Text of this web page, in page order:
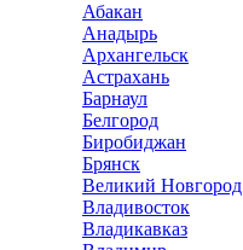
Абакан
Анадырь
Архангельск
Астрахань
Барнаул
Белгород
Биробиджан
Брянск
Великий Новгород
Владивосток
Владикавказ